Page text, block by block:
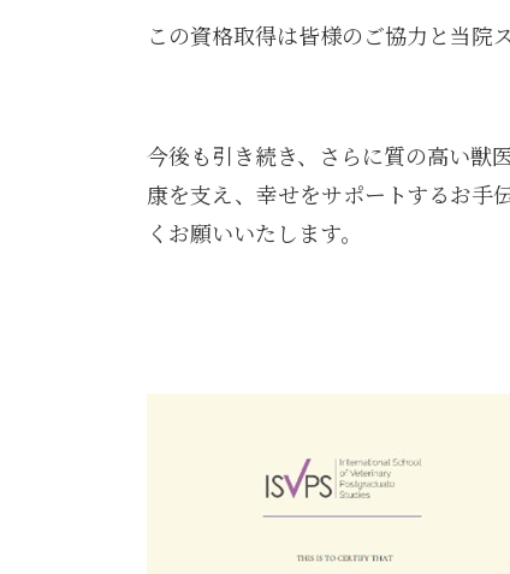
この資格取得は皆様のご協力と当院
今後も引き続き、さらに質の高い獣
康を支え、幸せをサポートするお手
くお願いいたします。